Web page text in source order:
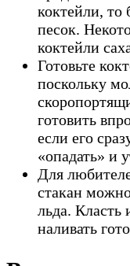
коктейли, то
песок.
коктейли
Готовьте
поскольку
готовить
если его
«опадать» и
Для
стакан
льда. Класть
наливать